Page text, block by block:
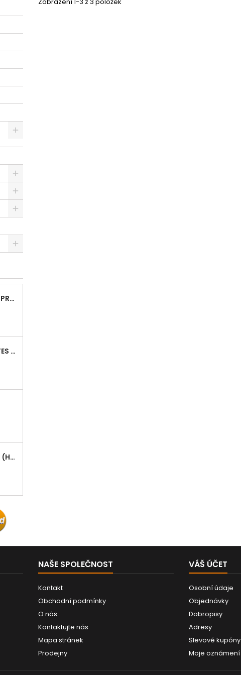
OBJÍMKA GATES PRO-V
2SC HADICE GATES PROV
PŘÍPOJKA PŘÍMÁ (HRDLO) GES - WD
vlastnosti oleje. Mazání
NAŠE SPOLEČNOST
Kontakt
Obchodní podmínky
O nás
Kontaktujte nás
Mapa stránek
Prodejny
VÁŠ ÚČET
Osobní údaje
Objednávky
Dobropisy
Adresy
Slevové kupóny
Moje oznámení